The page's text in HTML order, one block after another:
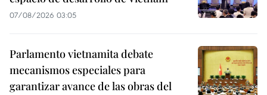
07/08/2026 03:05
Parlamento vietnamita debate
mecanismos especiales para
garantizar avance de las obras del